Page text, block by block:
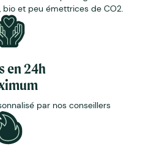
bio et peu émettrices de CO2.
en 24h
par nos conseillers